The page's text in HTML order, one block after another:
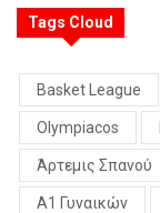
Tags Cloud
Basket League
Olympiacos
Άρτεμις Σπανού
Α1 Γυναικών